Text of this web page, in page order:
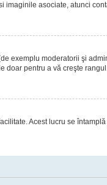
asociate, atunci
exemplu moderatorii şi
pentru a vă creşte
Acest lucru se